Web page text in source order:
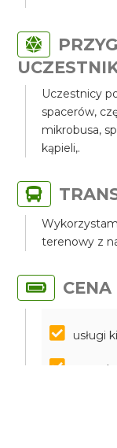
Uczestnicy
spacerów,
mikrobusa,
kąpieli,.
terenowy z
usługi